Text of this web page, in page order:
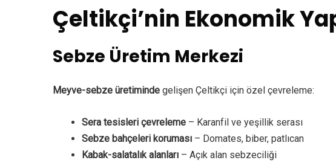
Çeltikçi’nin Ekonomik
Sebze Üretim Merkezi
Meyve-sebze üretiminde gelişen Çeltikçi için özel çevreleme:
Sera tesisleri çevreleme – Karanfil ve yeşillik serası
Sebze bahçeleri koruması – Domates, biber, patlıcan
Kabak-salatalık alanları – Açık alan sebzeciliği